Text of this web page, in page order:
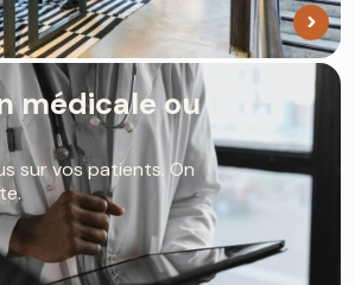
médicale ou
sur vos patients. On